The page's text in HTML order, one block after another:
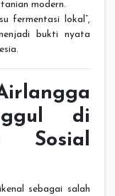
modern.
fermentasi lokal”,
bukti nyata
di
Sosial
sebagai salah